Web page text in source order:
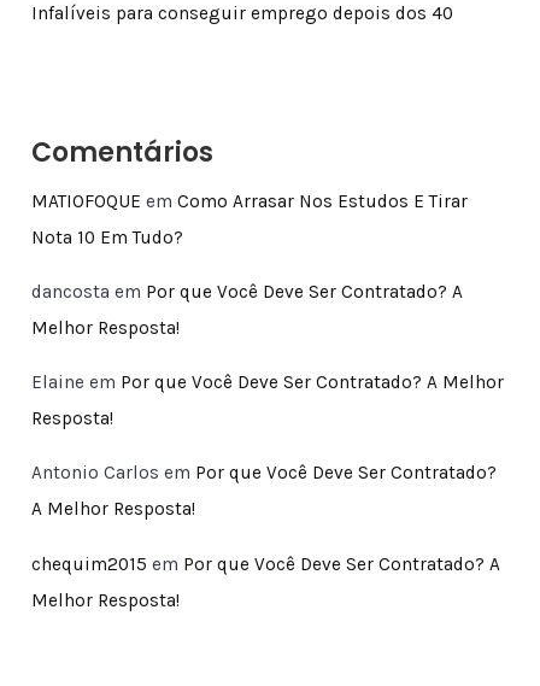
Infalíveis para conseguir emprego depois dos 40
Comentários
MATIOFOQUE em Como Arrasar Nos Estudos E Tirar
Nota 10 Em Tudo?
dancosta em Por que Você Deve Ser Contratado? A
Melhor Resposta!
Elaine em Por que Você Deve Ser Contratado? A Melhor
Resposta!
Antonio Carlos em Por que Você Deve Ser Contratado?
A Melhor Resposta!
chequim2015 em Por que Você Deve Ser Contratado? A
Melhor Resposta!